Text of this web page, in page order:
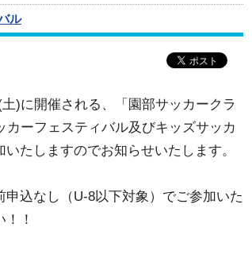
ル
)に開催される、「園部サッカークラ
ーフェスティバル及びキッズサッカ
たしますのでお知らせいたします。
込なし（U-8以下対象）でご参加いた
！